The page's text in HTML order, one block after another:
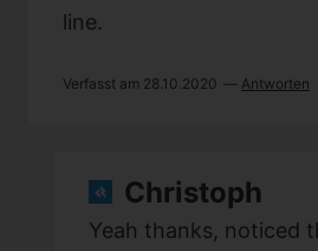
line.
Verfasst am 28.10.2020 — Antworten
Christoph
Yeah thanks, noticed